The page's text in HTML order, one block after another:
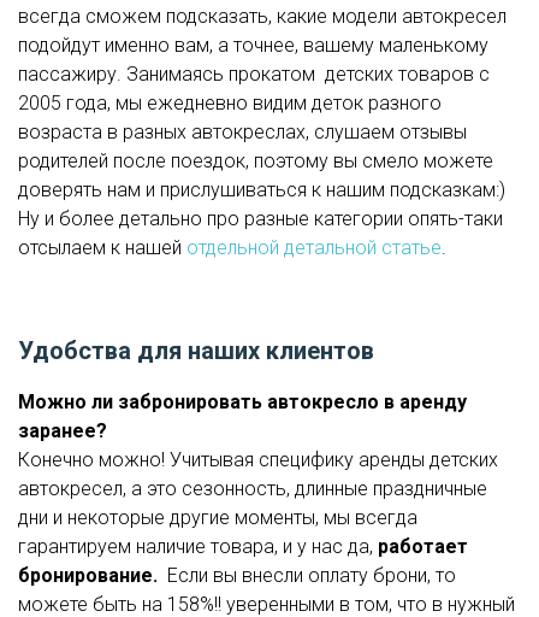
всегда сможем подсказать, какие модели автокресел
подойдут именно вам, а точнее, вашему маленькому
пассажиру. Занимаясь прокатом детских товаров с
2005 года, мы ежедневно видим деток разного
возраста в разных автокреслах, слушаем отзывы
родителей после поездок, поэтому вы смело можете
доверять нам и прислушиваться к нашим подсказкам:)
Ну и более детально про разные категории опять-таки
отсылаем к нашей отдельной детальной статье
Удобства для наших клиентов
Можно ли забронировать автокресло в аренду
заранее?
Конечно можно! Учитывая специфику аренды детских
автокресел, а это сезонность, длинные праздничные
дни и некоторые другие моменты, мы всегда
гарантируем наличие товара, и у нас да, работает
бронирование. Если вы внесли оплату брони, то
можете быть на 158%!! уверенными в том, что в нужный